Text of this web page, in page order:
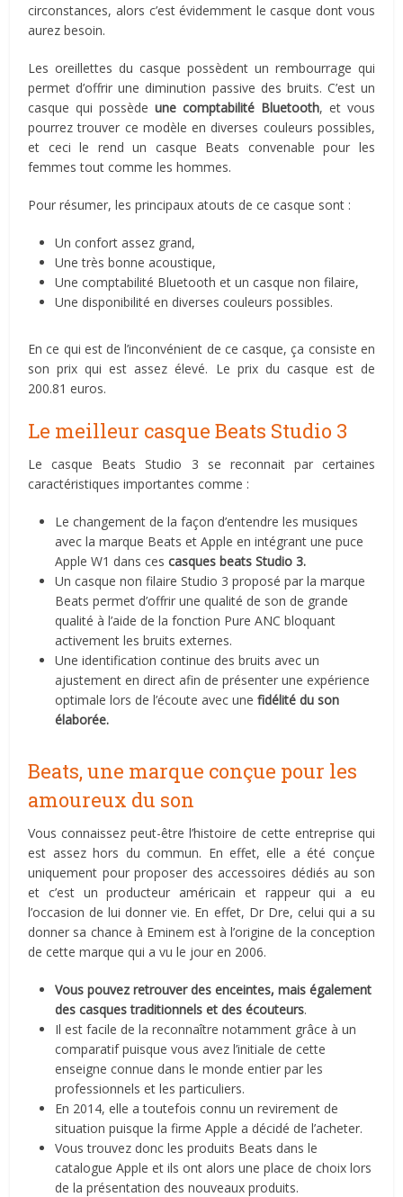
circonstances, alors c’est évidemment le casque dont vous
aurez besoin.
Les oreillettes du casque possèdent un rembourrage qui
permet d’offrir une diminution passive des bruits. C’est un
casque qui possèdeune comptabilité Bluetooth, et vous
pourrez trouver ce modèle en diverses couleurs possibles,
et ceci le rend un casque Beats convenable pour les
femmes tout comme les hommes.
Pour résumer, les principaux atouts de ce casque sont :
Un confort assez grand,
Une très bonne acoustique,
Une comptabilité Bluetooth et un casque non filaire,
Une disponibilité en diverses couleurs possibles.
En ce qui est de l’inconvénient de ce casque, ça consiste en
son prix qui est assez élevé. Le prix du casque est de
200.81 euros.
Le meilleur casque Beats Studio 3
Le casque Beats Studio 3 se reconnait par certaines
caractéristiques importantes comme :
Le changement de la façon d’entendre les musiques
avec la marque Beats et Apple en intégrant une puce
Apple W1 dans cescasques beats Studio 3.
Un casque non filaire Studio 3 proposé par la marque
Beats permet d’offrir une qualité de son de grande
qualité à l’aide de la fonction Pure ANC bloquant
activement les bruits externes.
Une identification continue des bruits avec un
ajustement en direct afin de présenter une expérience
optimale lors de l’écoute avec une fidélité du son
élaborée.
Beats, une marque conçue pour les
amoureux du son
Vous connaissez peut-être l’histoire de cette entreprise qui
est assez hors du commun. En effet, elle a été conçue
uniquement pour proposer des accessoires dédiés au son
et c’est un producteur américain et rappeur qui a eu
l’occasion de lui donner vie. En effet, Dr Dre, celui qui a su
donner sa chance à Eminem est à l’origine de la conception
de cette marque qui a vu le jour en 2006.
Vous pouvez retrouver des enceintes, mais également
des casques traditionnels et des écouteurs.
Il est facile de la reconnaître notamment grâce à un
comparatif puisque vous avez l’initiale de cette
enseigne connue dans le monde entier par les
professionnels et les particuliers.
En 2014, elle a toutefois connu un revirement de
situation puisque la firme Apple a décidé de l’acheter.
Vous trouvez donc les produits Beats dans le
catalogue Apple et ils ont alors une place de choix lors
de la présentation des nouveaux produits.